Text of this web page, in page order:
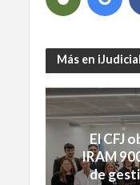
Más en iJudicial
El CFJ
IRAM
de